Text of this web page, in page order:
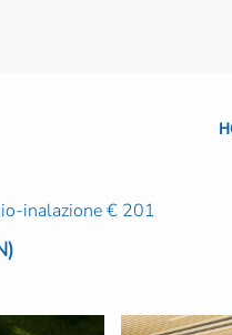
inalazione € 201